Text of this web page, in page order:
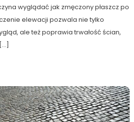
wyglądać jak zmęczony płaszcz po
elewacji pozwala nie tylko
ale też poprawia trwałość ścian,